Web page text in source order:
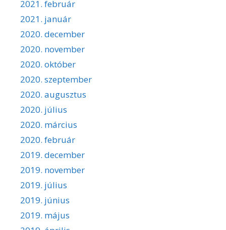
2021. február
2021. január
2020. december
2020. november
2020. október
2020. szeptember
2020. augusztus
2020. július
2020. március
2020. február
2019. december
2019. november
2019. július
2019. június
2019. május